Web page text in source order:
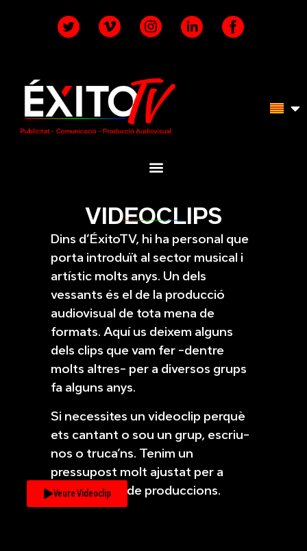
VIDEOCLIPS
Dins d’ÉxitoTV, hi ha personal que
porta introduït al sector musical i
artístic molts anys. Un dels
vessants és el de la producció
audiovisual de tota mena de
formats. Aquí us deixem alguns
dels clips que vam fer -dentre
molts altres- per a diversos grups
fa alguns anys.
Si necessites un videoclip perquè
ets cantant o sou un grup, escriu-
nos o truca’ns. Tenim un
pressupost molt ajustat per a
aquest tipus de produccions.
Veure Videoclip